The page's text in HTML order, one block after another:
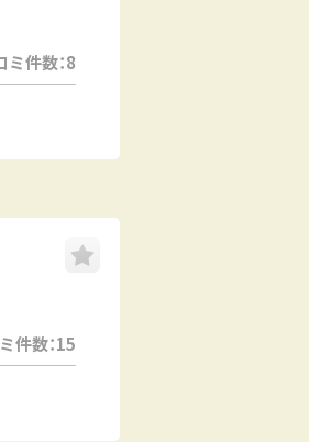
ミ件数：8
件数：15